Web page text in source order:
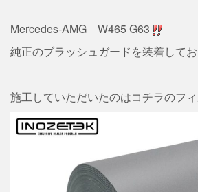
Mercedes-AMG W465 G63
純正のブラッシュガードを装着して
施工していただいたのはコチラのフ